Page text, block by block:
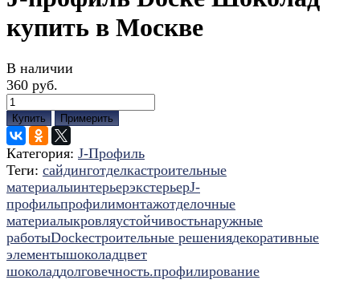
купить в Москве
В наличии
360 руб.
Купить Примерить
Категория: J-Профиль
Теги: сайдинготделкастроительные
материалыинтерьерэкстерьерJ-
профильпрофилимонтажотделочные
материалыкровляустойчивостьнаружные
работыDockeстроительные решениядекоративные
элементышоколадцвет
шоколаддолговечность.профилирование